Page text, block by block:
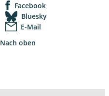
Facebook
Bluesky
E-Mail
Nach oben